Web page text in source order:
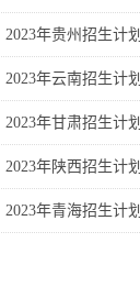
2023年贵州招生计划
2023年云南招生计划
2023年甘肃招生计划
2023年陕西招生计划
2023年青海招生计划